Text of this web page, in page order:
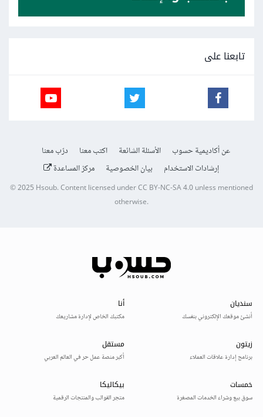
تابعنا على
عن أكاديمية حسوب الأسئلة الشائعة اكتب معنا
درّب معنا
إرشادات الاستخدام
بيان الخصوصية مركز المساعدة
© 2025Hsoub.Content licensed underCC BY-NC-SA 4.0unless mentioned
otherwise.